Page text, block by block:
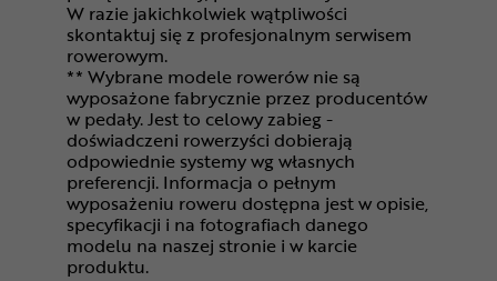
W razie jakichkolwiek wątpliwości
skontaktuj się z profesjonalnym serwisem
rowerowym.
** Wybrane modele rowerów nie są
wyposażone fabrycznie przez producentów
w pedały. Jest to celowy zabieg -
doświadczeni rowerzyści dobierają
odpowiednie systemy wg własnych
preferencji. Informacja o pełnym
wyposażeniu roweru dostępna jest w opisie,
specyfikacji i na fotografiach danego
modelu na naszej stronie i w karcie
produktu.